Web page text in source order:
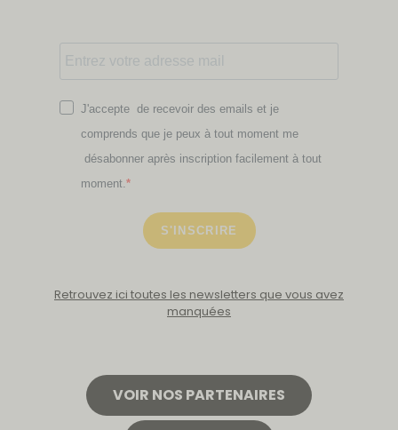
J'accepte de recevoir des emails et je
comprends que je peux à tout moment me
désabonner après inscription facilement à tout
moment.
S'INSCRIRE
Retrouvez ici toutes les newsletters que vous avez
manquées
VOIR NOS PARTENAIRES